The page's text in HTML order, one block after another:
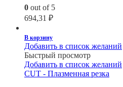
0 out of 5
694,31 ₽
В корзину
Добавить в список желаний
Быстрый просмотр
Добавить в список желаний
CUT - Плазменная резка